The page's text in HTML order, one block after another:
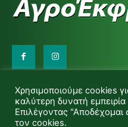
d.makas@yahoo.gr
info@agrofitro.gr
Μακάς Ντίνος
Χρησιμοποιούμε cookies
καλύτερη δυνατή
Επιλέγοντας
τον cookies.